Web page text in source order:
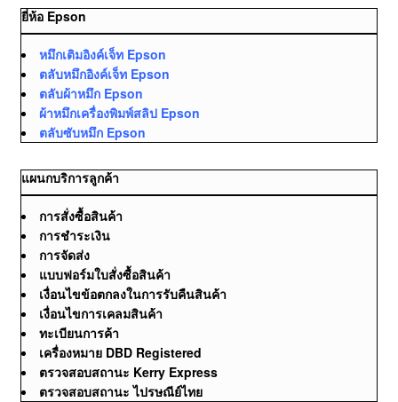
ยี่ห้อ Epson
หมึกเติมอิงค์เจ็ท Epson
ตลับหมึกอิงค์เจ็ท Epson
ตลับผ้าหมึก Epson
ผ้าหมึกเครื่องพิมพ์สลิป Epson
ตลับซับหมึก Epson
แผนกบริการลูกค้า
การสั่งซื้อสินค้า
การชำระเงิน
การจัดส่ง
แบบฟอร์มใบสั่งซื้อสินค้า
เงื่อนไขข้อตกลงในการรับคืนสินค้า
เงื่อนไขการเคลมสินค้า
ทะเบียนการค้า
เครื่องหมาย DBD Registered
ตรวจสอบสถานะ Kerry Express
ตรวจสอบสถานะ ไปรษณีย์ไทย